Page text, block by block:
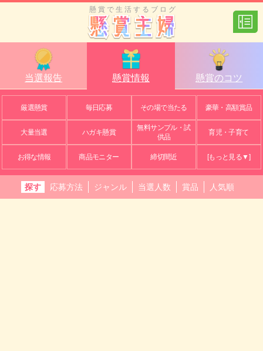
懸賞で生活するブログ
当選報告 懸賞情報 懸賞のコツ
厳選懸賞 毎日応募 その場で当たる 豪華・高額賞品
大量当選 ハガキ懸賞
無料サンプル・試
供品
育児・子育て
お得な情報 商品モニター 締切間近 [もっと見る▼]
探す 応募方法 ジャンル 当選人数 賞品 人気順